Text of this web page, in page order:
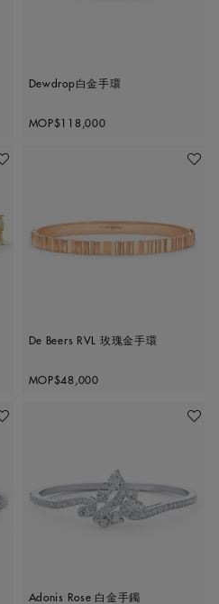
Dewdrop白金手環
Original price
MOP$118,000
收藏作品 收藏作
De Beers RVL 玫瑰金手環
Original price
MOP$48,000
收藏作品 收藏作
Adonis Rose 白金手鐲